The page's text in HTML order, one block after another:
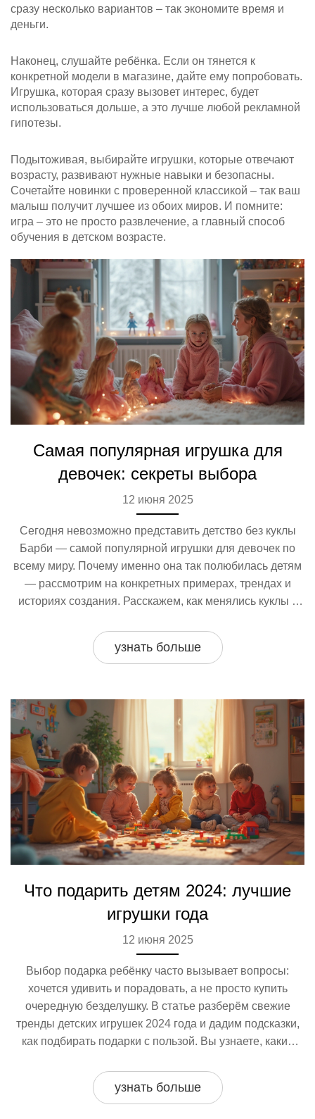
сразу несколько вариантов – так экономите время и
деньги.
Наконец, слушайте ребёнка. Если он тянется к
конкретной модели в магазине, дайте ему попробовать.
Игрушка, которая сразу вызовет интерес, будет
использоваться дольше, а это лучше любой рекламной
гипотезы.
Подытоживая, выбирайте игрушки, которые отвечают
возрасту, развивают нужные навыки и безопасны.
Сочетайте новинки с проверенной классикой – так ваш
малыш получит лучшее из обоих миров. И помните:
игра – это не просто развлечение, а главный способ
обучения в детском возрасте.
Самая популярная игрушка для
девочек: секреты выбора
12 июня 2025
Сегодня невозможно представить детство без куклы
Барби — самой популярной игрушки для девочек по
всему миру. Почему именно она так полюбилась детям
— рассмотрим на конкретных примерах, трендах и
историях создания. Расскажем, как менялись куклы с
производители. Поделимся неожиданными фактами и
советами по выбору игрушки, чтобы она приносила
узнать больше
Что подарить детям 2024: лучшие
игрушки года
12 июня 2025
Выбор подарка ребёнку часто вызывает вопросы:
хочется удивить и порадовать, а не просто купить
очередную безделушку. В статье разберём свежие
тренды детских игрушек 2024 года и дадим подсказки,
как подбирать подарки с пользой. Вы узнаете, какие
возраста. Мы подскажем идеи для мальчиков и девочек
и расскажем, на что стоит обратить внимание при
узнать больше